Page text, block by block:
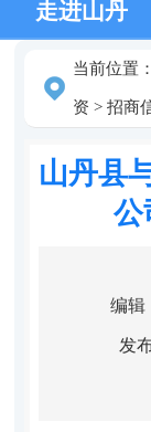
走进山丹
当前位置：
资 > 招商
山丹县
公
编辑
发